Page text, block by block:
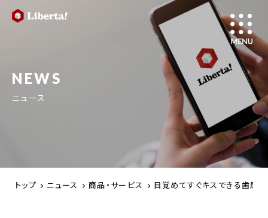
NEWS
ニュース
トップ ニュース 商品・サービス 目覚めてすぐキスできる歯磨